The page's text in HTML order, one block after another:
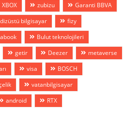
XBOX zubizu
Garanti BBVA
dizüstü bilgisayar
fizy
Bulut teknolojileri
getir Deezer
metaverse
visa
BOSCH
vatanbilgisayar
android RTX